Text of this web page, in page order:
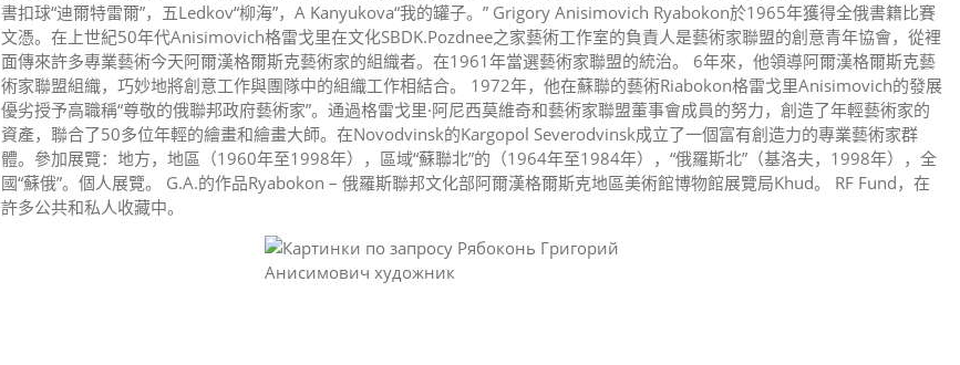
書扣球“迪爾特雷爾”，五Ledkov“柳海”，A Kanyukova“我的罐子。” Grigory Anisimovich Ryabokon於1965年獲得全俄書籍比賽
文憑。在上世紀50年代Anisimovich格雷戈里在文化SBDK.Pozdnee之家藝術工作室的負責人是藝術家聯盟的創意青年協會，從裡
面傳來許多專業藝術今天阿爾漢格爾斯克藝術家的組織者。在1961年當選藝術家聯盟的統治。 6年來，他領導阿爾漢格爾斯克藝
術家聯盟組織，巧妙地將創意工作與團隊中的組織工作相結合。 1972年，他在蘇聯的藝術Riabokon格雷戈里Anisimovich的發展
優劣授予高職稱“尊敬的俄聯邦政府藝術家”。通過格雷戈里·阿尼西莫維奇和藝術家聯盟董事會成員的努力，創造了年輕藝術家的
資產，聯合了50多位年輕的繪畫和繪畫大師。在Novodvinsk的Kargopol Severodvinsk成立了一個富有創造力的專業藝術家群
體。參加展覽：地方，地區（1960年至1998年），區域“蘇聯北”的（1964年至1984年），“俄羅斯北”（基洛夫，1998年），全
國“蘇俄”。個人展覽。 G.A.的作品Ryabokon – 俄羅斯聯邦文化部阿爾漢格爾斯克地區美術館博物館展覽局Khud。 RF Fund，在
許多公共和私人收藏中。